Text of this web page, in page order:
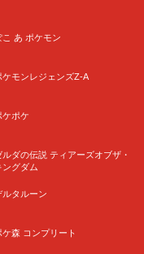
こ あ ポケモン
ケモンレジェンズZ-A
ケポケ
ルダの伝説 ティアーズオブザ・
ングダム
ルタルーン
ケ森 コンプリート